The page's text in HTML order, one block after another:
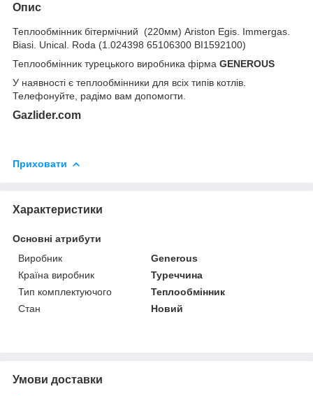
Опис
Теплообмінник бітермічний (220мм) Ariston Egis. Immergas.
Biasi. Unical. Roda (1.024398 65106300 BI1592100)
Теплообмінник турецького виробника фірма GENEROUS
У наявності є теплообмінники для всіх типів котлів.
Телефонуйте, радімо вам допомогти.
Gazlider.com
Приховати
Характеристики
Основні атрибути
Виробник
Generous
Країна виробник
Туреччина
Тип комплектуючого
Теплообмінник
Стан
Новий
Умови доставки